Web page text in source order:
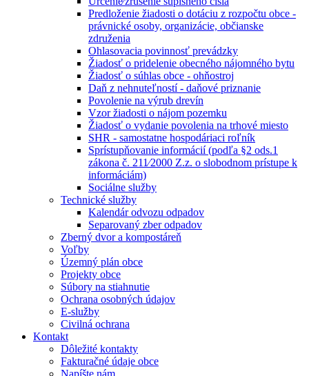
Predloženie žiadosti o dotáciu z rozpočtu obce -
právnické osoby, organizácie, občianske
združenia
Ohlasovacia povinnosť prevádzky
Žiadosť o pridelenie obecného nájomného bytu
Žiadosť o súhlas obce - ohňostroj
Daň z nehnuteľností - daňové priznanie
Povolenie na výrub drevín
Vzor žiadosti o nájom pozemku
Žiadosť o vydanie povolenia na trhové miesto
SHR - samostatne hospodáriaci roľník
Sprístupňovanie informácií (podľa §2 ods.1
zákona č. 211⁄2000 Z.z. o slobodnom prístupe k
informáciám)
Sociálne služby
Technické služby
Kalendár odvozu odpadov
Separovaný zber odpadov
Zberný dvor a kompostáreň
Voľby
Územný plán obce
Projekty obce
Súbory na stiahnutie
Ochrana osobných údajov
E-služby
Civilná ochrana
Kontakt
Dôležité kontakty
Fakturačné údaje obce
Napíšte nám